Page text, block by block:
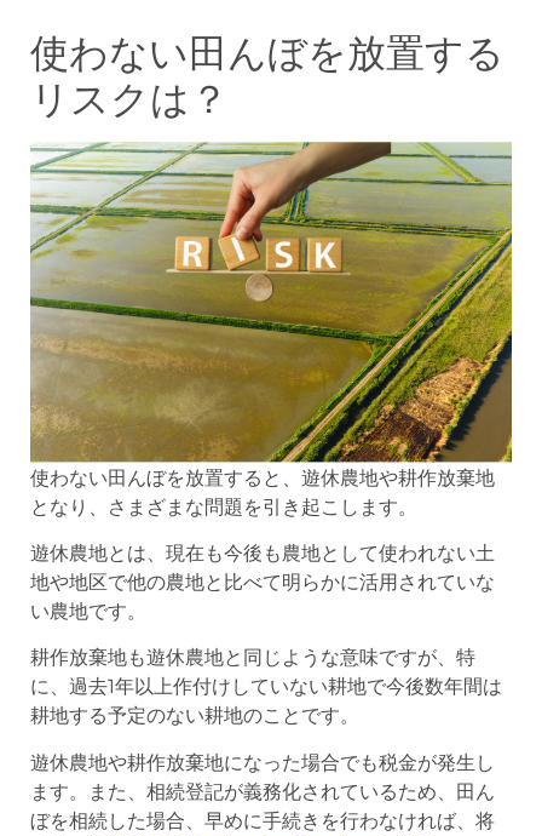
使わない田んぼを放置する
リスクは？
使わない田んぼを放置すると、遊休農地や耕作放棄地
となり、さまざまな問題を引き起こします。
遊休農地とは、現在も今後も農地として使われない土
地や地区で他の農地と比べて明らかに活用されていな
い農地です。
耕作放棄地も遊休農地と同じような意味ですが、特
に、過去1年以上作付けしていない耕地で今後数年間は
耕地する予定のない耕地のことです。
遊休農地や耕作放棄地になった場合でも税金が発生し
ます。また、相続登記が義務化されているため、田ん
ぼを相続した場合、早めに手続きを行わなければ、将